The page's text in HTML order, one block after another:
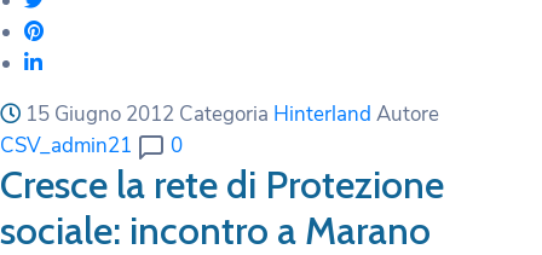
15 Giugno 2012 Categoria Hinterland Autore
CSV_admin21
0
Cresce la rete di Protezione
sociale: incontro a Marano